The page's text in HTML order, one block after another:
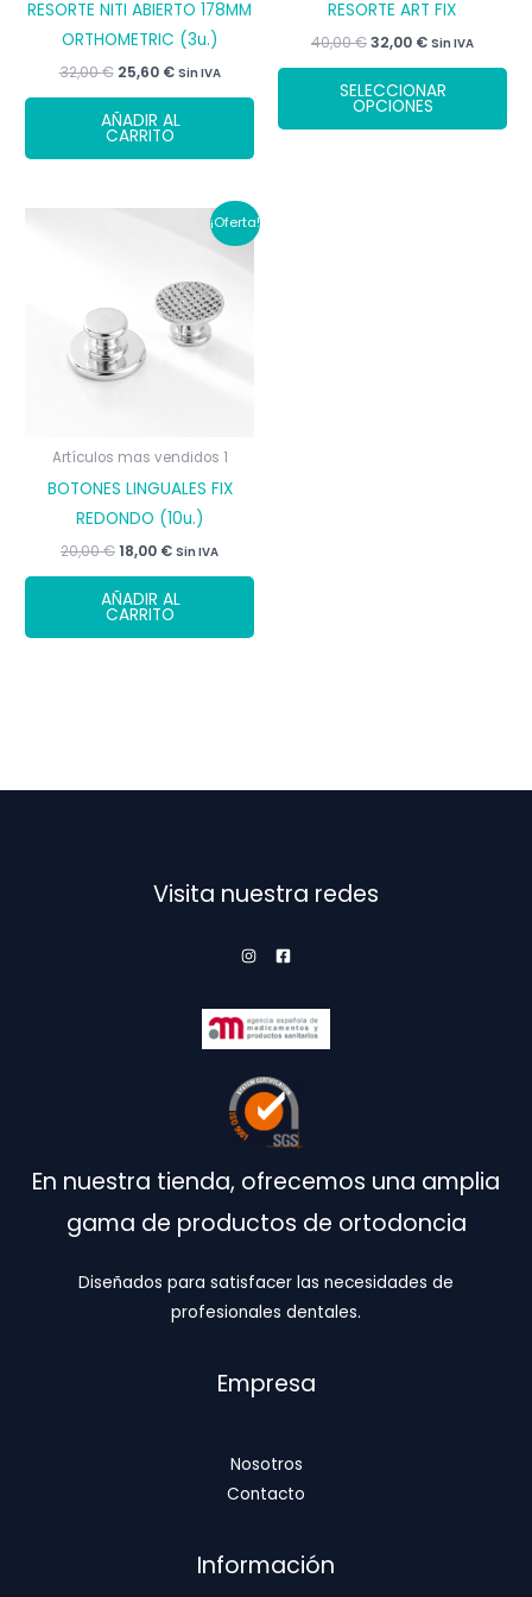
producto
RESORTE NITI ABIERTO 178MM
ORTHOMETRIC (3u.)
32,00€ El
original
era:
32,00 €.
25,60 €El
es:
Sin IVA
AÑADIR AL
CARRITO
RESORTE ART FIX
40,00€El
era:
40,00 €.
32,00 €El
es:
32,00 €.
Sin IVA
SELECCIONAR
OPCIONES
¡Oferta!
Artículos mas vendidos 1
BOTONES LINGUALES FIX
REDONDO (10u.)
20,00€El
original
era:
20,00 €.
18,00 €El
es:
18,00 €.
Sin IVA
AÑADIR AL
CARRITO
Visita nuestra redes
En nuestra tienda, ofrecemos una amplia
gama de productos de ortodoncia
Diseñados para satisfacer las necesidades de
profesionales dentales.
Empresa
Nosotros
Contacto
Información